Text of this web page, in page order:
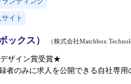
イト
ックス） （株式会社Matchbox
ザイン賞受賞★
者のみに求人を公開できる自社専